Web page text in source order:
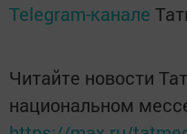
Telegram-канале
Читайте новости
национальном